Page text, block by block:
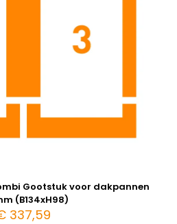
Gootstuk voor dakpannen
(B134xH98)
337,59